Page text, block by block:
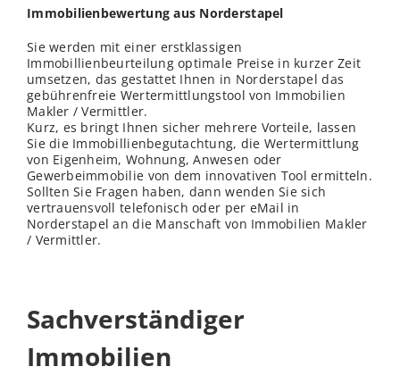
Immobilienbewertung aus Norderstapel
Sie werden mit einer erstklassigen
Immobillienbeurteilung optimale Preise in kurzer Zeit
umsetzen, das gestattet Ihnen in Norderstapel das
gebührenfreie Wertermittlungstool von Immobilien
Makler / Vermittler.
Kurz, es bringt Ihnen sicher mehrere Vorteile, lassen
Sie die Immobillienbegutachtung, die Wertermittlung
von Eigenheim, Wohnung, Anwesen oder
Gewerbeimmobilie von dem innovativen Tool ermitteln.
Sollten Sie Fragen haben, dann wenden Sie sich
vertrauensvoll telefonisch oder per eMail in
Norderstapel an die Manschaft von Immobilien Makler
/ Vermittler.
Sachverständiger
Immobilien